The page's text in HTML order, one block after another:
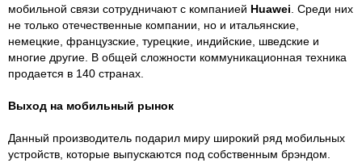
мобильной связи сотрудничают с компанией Huawei . Среди них
не только отечественные компании, но и итальянские,
немецкие, французские, турецкие, индийские, шведские и
многие другие. В общей сложности коммуникационная техника
продается в 140 странах.
Выход на мобильный рынок
Данный производитель подарил миру широкий ряд мобильных
устройств, которые выпускаются под собственным брэндом.